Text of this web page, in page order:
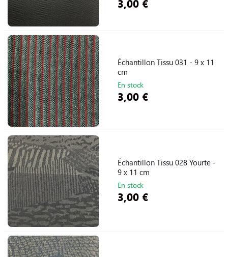
3,00 €
Échantillon Tissu 031 - 9 x 11
cm
En stock
3,00 €
Échantillon Tissu 028 Yourte -
9 x 11 cm
En stock
3,00 €